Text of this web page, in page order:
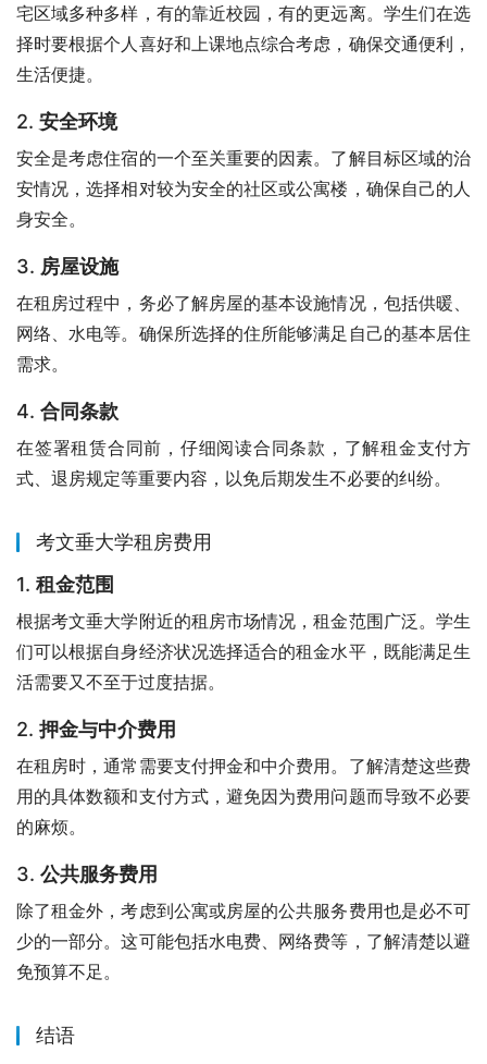
宅区域多种多样，有的靠近校园，有的更远离。学生们在选
择时要根据个人喜好和上课地点综合考虑，确保交通便利，
生活便捷。
2. 安全环境
安全是考虑住宿的一个至关重要的因素。了解目标区域的治
安情况，选择相对较为安全的社区或公寓楼，确保自己的人
身安全。
3. 房屋设施
在租房过程中，务必了解房屋的基本设施情况，包括供暖、
网络、水电等。确保所选择的住所能够满足自己的基本居住
需求。
4. 合同条款
在签署租赁合同前，仔细阅读合同条款，了解租金支付方
式、退房规定等重要内容，以免后期发生不必要的纠纷。
考文垂大学租房费用
1. 租金范围
根据考文垂大学附近的租房市场情况，租金范围广泛。学生
们可以根据自身经济状况选择适合的租金水平，既能满足生
活需要又不至于过度拮据。
2. 押金与中介费用
在租房时，通常需要支付押金和中介费用。了解清楚这些费
用的具体数额和支付方式，避免因为费用问题而导致不必要
的麻烦。
3. 公共服务费用
除了租金外，考虑到公寓或房屋的公共服务费用也是必不可
少的一部分。这可能包括水电费、网络费等，了解清楚以避
免预算不足。
结语